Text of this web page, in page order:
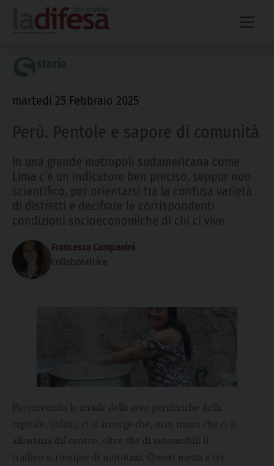
content
martedì 25 Febbraio 2025
Perù. Pentole e sapore di comunità
In una grande metropoli sudamericana come
Lima c’è un indicatore ben preciso, seppur non
scientifico, per orientarsi tra la confusa varietà
di distretti e decifrare le corrispondenti
condizioni socioeconomiche di chi ci vive.
Francesca Campanini
collaboratrice
Percorrendo le strade delle aree periferiche della
capitale, infatti, ci si accorge che, man mano che ci si
allontana dal centro, oltre che di automobili il
traffico si riempie di mototaxi. Questi mezzi a tre